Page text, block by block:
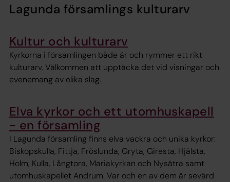
Lagunda församlings kulturarv
Kultur och kulturarv
Kyrkorna i församlingen både är och rymmer ett rikt
kulturarv. Välkommen att upptäcka det vid visningar och
evenemang av olika slag.
Elva kyrkor och ett utomhuskapell
- en församling
I Lagunda församling finns elva vackra och unika kyrkor:
Biskopskulla, Fittja, Fröslunda, Gryta, Giresta, Hjälsta,
Holm, Kulla, Långtora, Mariakyrkan och Nysätra samt
utomhuskapellet Andrum. Var och en av dem är sevärd